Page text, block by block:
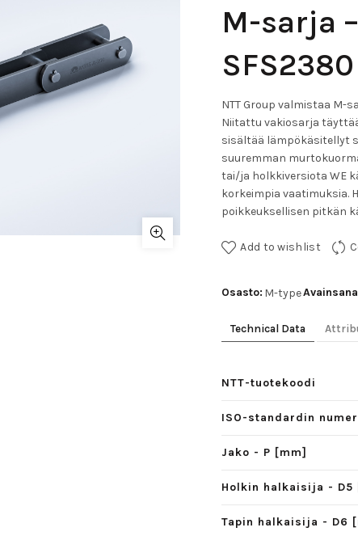
M-sarja
SFS2380
NTT Group valmistaa M-
Niitattu vakiosarja täyttää
sisältää lämpökäsitellyt
suuremman
tai/ja holkkiversiota WE
korkeimpia vaatimuksia.
poikkeuksellisen pitkän
Add to wishlist
Osasto: M-type
Technical Data
NTT-tuotekoodi
ISO-standardin
Jako - P [mm]
Holkin halkaisija - D5
Tapin halkaisija - D6